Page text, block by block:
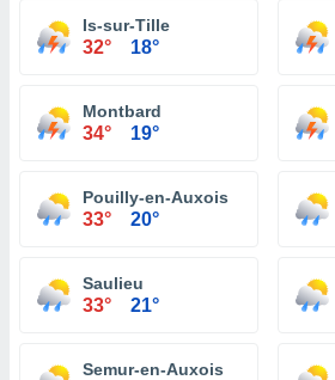
Is-sur-Tille
32° 18°
Montbard
34° 19°
Pouilly-en-Auxois
33° 20°
Saulieu
33° 21°
Semur-en-Auxois